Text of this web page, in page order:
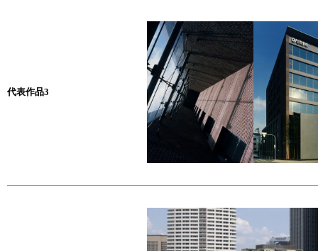
代表作品3